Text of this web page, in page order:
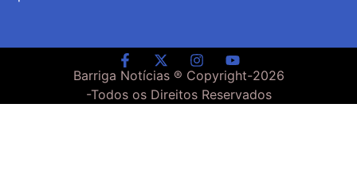
Barriga Notícias ® Copyright-2026
-Todos os Direitos Reservados